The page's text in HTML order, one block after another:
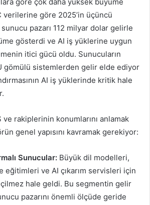
verilerine göre 2025’in üçüncü
pazarı 112 milyar dolar gelirle
gösterdi ve AI iş yüklerine uygun
itici gücü oldu. Sunucuların
gömülü sistemlerden gelir elde ediyor
AI iş yüklerinde kritik hale
ve rakiplerinin konumlarını anlamak
genel yapısını kavramak gerekiyor:
Sunucular: Büyük dil modelleri,
eğitimleri ve AI çıkarım servisleri için
hale geldi. Bu segmentin gelir
pazarını önemli ölçüde geride